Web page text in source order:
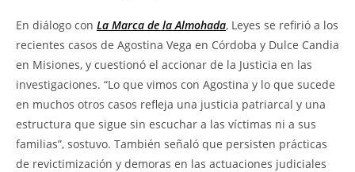
En diálogo con La Marca de la Almohada, Leyes se refirió a los
recientes casos de Agostina Vega en Córdoba y Dulce Candia
en Misiones, y cuestionó el accionar de la Justicia en las
investigaciones. “Lo que vimos con Agostina y lo que sucede
en muchos otros casos refleja una justicia patriarcal y una
estructura que sigue sin escuchar a las víctimas ni a sus
familias”, sostuvo. También señaló que persisten prácticas
de revictimización y demoras en las actuaciones judiciales